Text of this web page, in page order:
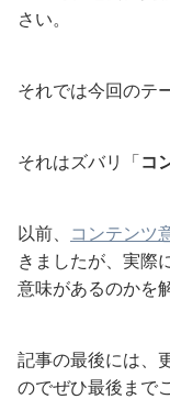
さい。
それでは今回のテ
それはズバリ「コ
以前、 コンテンツ
きましたが、実際
意味があるのかを
記事の最後には、
のでぜひ最後まで